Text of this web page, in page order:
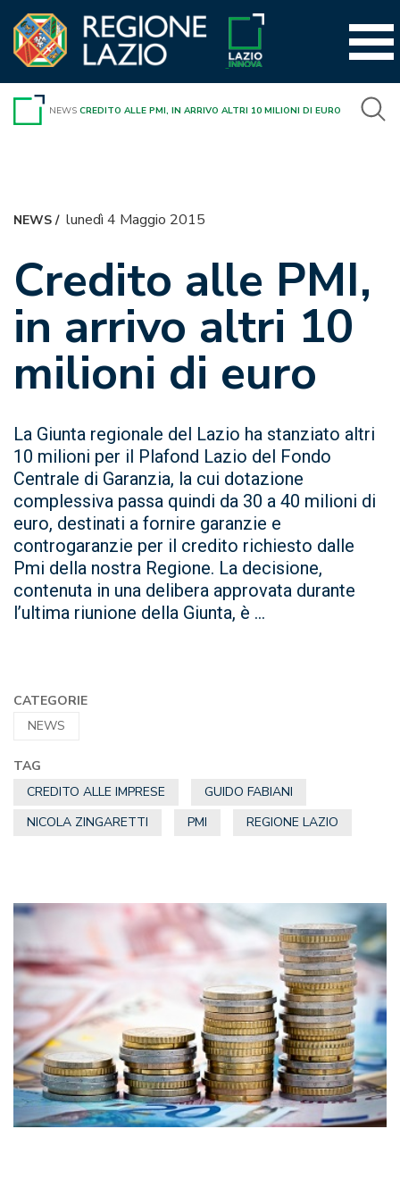
contenuto
NEWS CREDITO ALLE PMI, IN ARRIVO ALTRI 10 MILIONI DI EURO
NEWS/ lunedì 4 Maggio 2015
Credito alle PMI,
in arrivo altri 10
milioni di euro
La Giunta regionale del Lazio ha stanziato altri
10 milioni per il Plafond Lazio del Fondo
Centrale di Garanzia, la cui dotazione
complessiva passa quindi da 30 a 40 milioni di
euro, destinati a fornire garanzie e
controgaranzie per il credito richiesto dalle
Pmi della nostra Regione. La decisione,
contenuta in una delibera approvata durante
l’ultima riunione della Giunta, è ...
CATEGORIE
NEWS
TAG
CREDITO ALLE IMPRESE
GUIDO FABIANI
NICOLA ZINGARETTI
PMI REGIONE LAZIO